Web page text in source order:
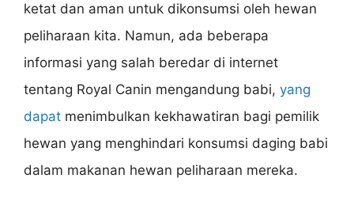
ketat dan aman untuk dikonsumsi oleh hewan
peliharaan kita. Namun, ada beberapa
informasi yang salah beredar di internet
tentang Royal Canin mengandung babi, yang
dapat menimbulkan kekhawatiran bagi pemilik
hewan yang menghindari konsumsi daging babi
dalam makanan hewan peliharaan mereka.